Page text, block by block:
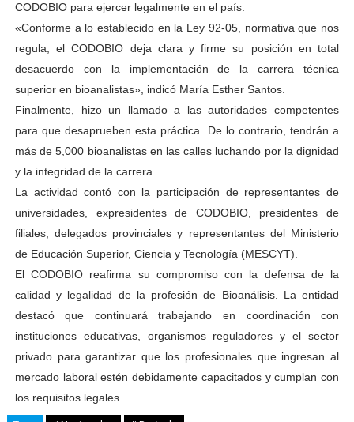
CODOBIO para ejercer legalmente en el país.
«Conforme a lo establecido en la Ley 92-05, normativa que nos
regula, el CODOBIO deja clara y firme su posición en total
desacuerdo con la implementación de la carrera técnica
superior en bioanalistas», indicó María Esther Santos.
Finalmente, hizo un llamado a las autoridades competentes
para que desaprueben esta práctica. De lo contrario, tendrán a
más de 5,000 bioanalistas en las calles luchando por la dignidad
y la integridad de la carrera.
La actividad contó con la participación de representantes de
universidades, expresidentes de CODOBIO, presidentes de
filiales, delegados provinciales y representantes del Ministerio
de Educación Superior, Ciencia y Tecnología (MESCYT).
El CODOBIO reafirma su compromiso con la defensa de la
calidad y legalidad de la profesión de Bioanálisis. La entidad
destacó que continuará trabajando en coordinación con
instituciones educativas, organismos reguladores y el sector
privado para garantizar que los profesionales que ingresan al
mercado laboral estén debidamente capacitados y cumplan con
los requisitos legales.